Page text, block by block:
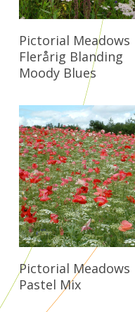
Læs Mere
Pictorial Meadows
Flerårig Blanding
Moody Blues
Læs Mere
Pictorial Meadows
Pastel Mix